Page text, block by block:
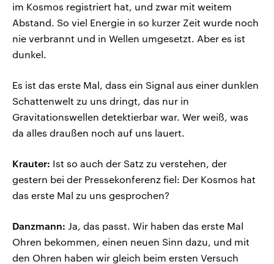
im Kosmos registriert hat, und zwar mit weitem
Abstand. So viel Energie in so kurzer Zeit wurde noch
nie verbrannt und in Wellen umgesetzt. Aber es ist
dunkel.
Es ist das erste Mal, dass ein Signal aus einer dunklen
Schattenwelt zu uns dringt, das nur in
Gravitationswellen detektierbar war. Wer weiß, was
da alles draußen noch auf uns lauert.
Krauter: Ist so auch der Satz zu verstehen, der
gestern bei der Pressekonferenz fiel: Der Kosmos hat
das erste Mal zu uns gesprochen?
Danzmann: Ja, das passt. Wir haben das erste Mal
Ohren bekommen, einen neuen Sinn dazu, und mit
den Ohren haben wir gleich beim ersten Versuch